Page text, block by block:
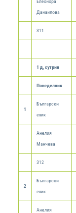
Елеонора
Данаилова
311
1 д, сутрин
Понеделник
1
Български
език
Анелия
Манчева
312
2
Български
език
Анелия